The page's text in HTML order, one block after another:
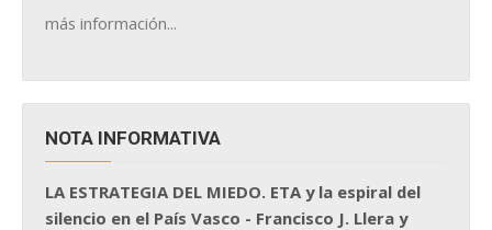
más información...
NOTA INFORMATIVA
LA ESTRATEGIA DEL MIEDO. ETA y la espiral del
silencio en el País Vasco - Francisco J. Llera y